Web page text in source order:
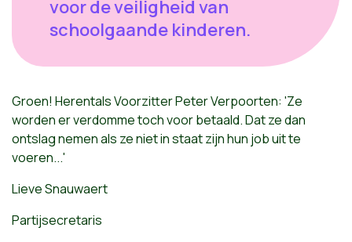
voor de veiligheid van
schoolgaande kinderen.
Groen! Herentals Voorzitter Peter Verpoorten: 'Ze
worden er verdomme toch voor betaald. Dat ze dan
ontslag nemen als ze niet in staat zijn hun job uit te
voeren...'
Lieve Snauwaert
Partijsecretaris